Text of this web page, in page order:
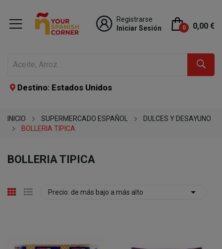
Registrarse
Iniciar Sesión
0 0,00 €
Destino: Estados Unidos
INICIO SUPERMERCADO ESPAÑOL
DULCES Y DESAYUNO
BOLLERIA TIPICA
BOLLERIA TIPICA
Precio: de más bajo a más alto 